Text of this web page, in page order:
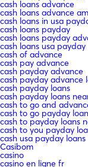
cash loans advance
cash loans advance
cash loans in usa
cash loans payday
cash loans payday
cash loans usa payday
cash of advance
cash pay advance
cash payday advance
cash payday advance
cash payday loans
cash payday loans
cash to go and
cash to go payday
cash to payday loans
cash to you payday
cash usa payday loans
Casibom
casino
casino en ligne fr